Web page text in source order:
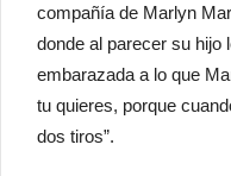
compañía de Marlyn
donde al parecer su hijo
embarazada a lo que
tu quieres, porque
dos tiros”.